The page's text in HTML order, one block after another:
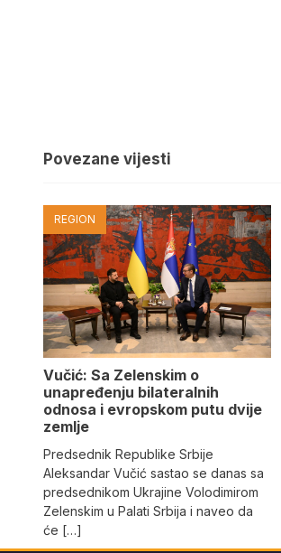
Povezane vijesti
REGION
Vučić: Sa Zelenskim o
unapređenju bilateralnih
odnosa i evropskom putu dvije
zemlje
Predsednik Republike Srbije
Aleksandar Vučić sastao se danas sa
predsednikom Ukrajine Volodimirom
Zelenskim u Palati Srbija i naveo da
će […]